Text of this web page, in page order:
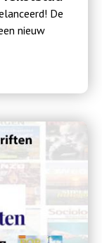
De
nieuw